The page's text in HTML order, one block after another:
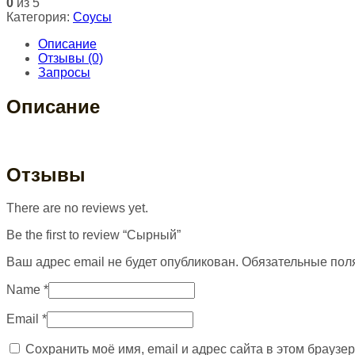
Категория: Соусы
Описание
Отзывы (0)
Запросы
Описание
Отзывы
There are no reviews yet.
Be the first to review “Сырный”
Ваш адрес email не будет опубликован. Обязательные
Name *
Email *
Сохранить моё имя, email и адрес сайта в этом